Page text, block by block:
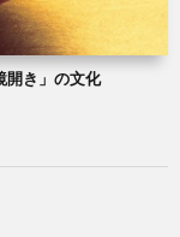
開き」の文化